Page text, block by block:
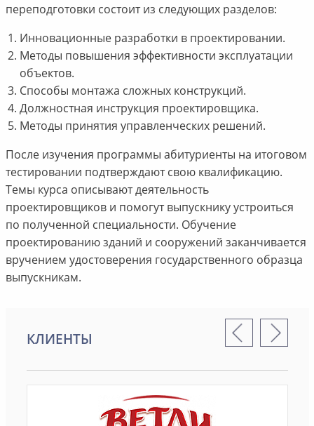
переподготовки состоит из следующих разделов:
Инновационные разработки в проектировании.
Методы повышения эффективности эксплуатации
объектов.
Способы монтажа сложных конструкций.
Должностная инструкция проектировщика.
Методы принятия управленческих решений.
После изучения программы абитуриенты на итоговом
тестировании подтверждают свою квалификацию.
Темы курса описывают деятельность
проектировщиков и помогут выпускнику устроиться
по полученной специальности. Обучение
проектированию зданий и сооружений заканчивается
вручением удостоверения государственного образца
выпускникам.
КЛИЕНТЫ